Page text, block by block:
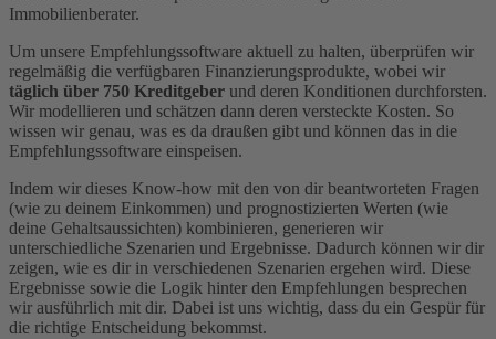
Immobilienberater.
Um unsere Empfehlungssoftware aktuell zu halten, überprüfen wir
regelmäßig die verfügbaren Finanzierungsprodukte, wobei wir
täglich über 750 Kreditgeber und deren Konditionen durchforsten.
Wir modellieren und schätzen dann deren versteckte Kosten. So
wissen wir genau, was es da draußen gibt und können das in die
Empfehlungssoftware einspeisen.
Indem wir dieses Know-how mit den von dir beantworteten Fragen
(wie zu deinem Einkommen) und prognostizierten Werten (wie
deine Gehaltsaussichten) kombinieren, generieren wir
unterschiedliche Szenarien und Ergebnisse. Dadurch können wir dir
zeigen, wie es dir in verschiedenen Szenarien ergehen wird. Diese
Ergebnisse sowie die Logik hinter den Empfehlungen besprechen
wir ausführlich mit dir. Dabei ist uns wichtig, dass du ein Gespür für
die richtige Entscheidung bekommst.